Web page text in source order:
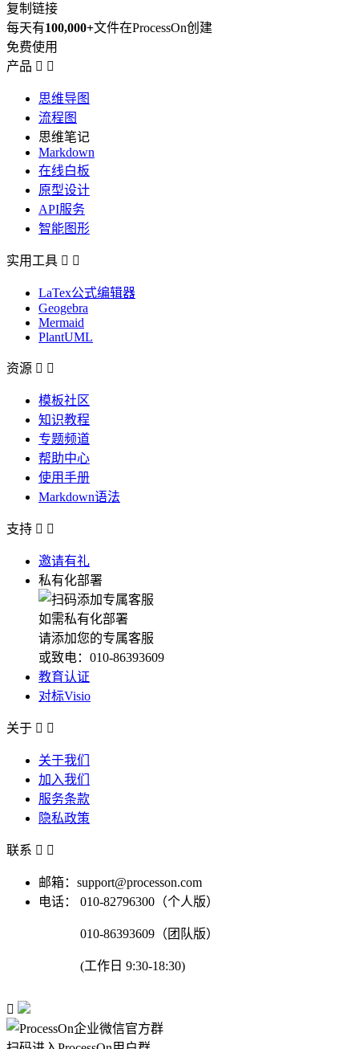
复制链接
每天有100,000+文件在ProcessOn创建
免费使用
产品  
思维导图
流程图
思维笔记
Markdown
在线白板
原型设计
API服务
智能图形
实用工具  
LaTex公式编辑器
Geogebra
Mermaid
PlantUML
资源  
模板社区
知识教程
专题频道
帮助中心
使用手册
Markdown语法
支持  
邀请有礼
私有化部署
如需私有化部署
请添加您的专属客服
或致电：010-86393609
教育认证
对标Visio
关于  
关于我们
加入我们
服务条款
隐私政策
联系  
邮箱：support@processon.com
电话：
010-82796300（个人版）
010-86393609（团队版）
(工作日 9:30-18:30)
